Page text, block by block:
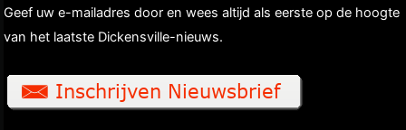
Geef uw e-mailadres door en wees altijd als eerste op de hoogte
van het laatste Dickensville-nieuws.